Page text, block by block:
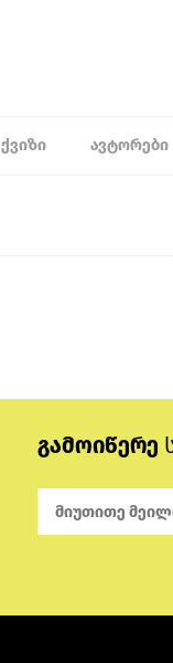
ᲥᲕᲘᲖᲘ ᲐᲕᲢᲝᲠᲔᲑᲘ
გამოიწერე